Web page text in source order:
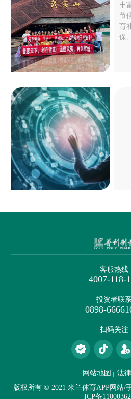
丰
节
育
保
客服热线
4007-118-
投资者联系
0898-
扫码关注
网站地图
法
版权所有 © 2021 米兰体育APP网站/
ICP备